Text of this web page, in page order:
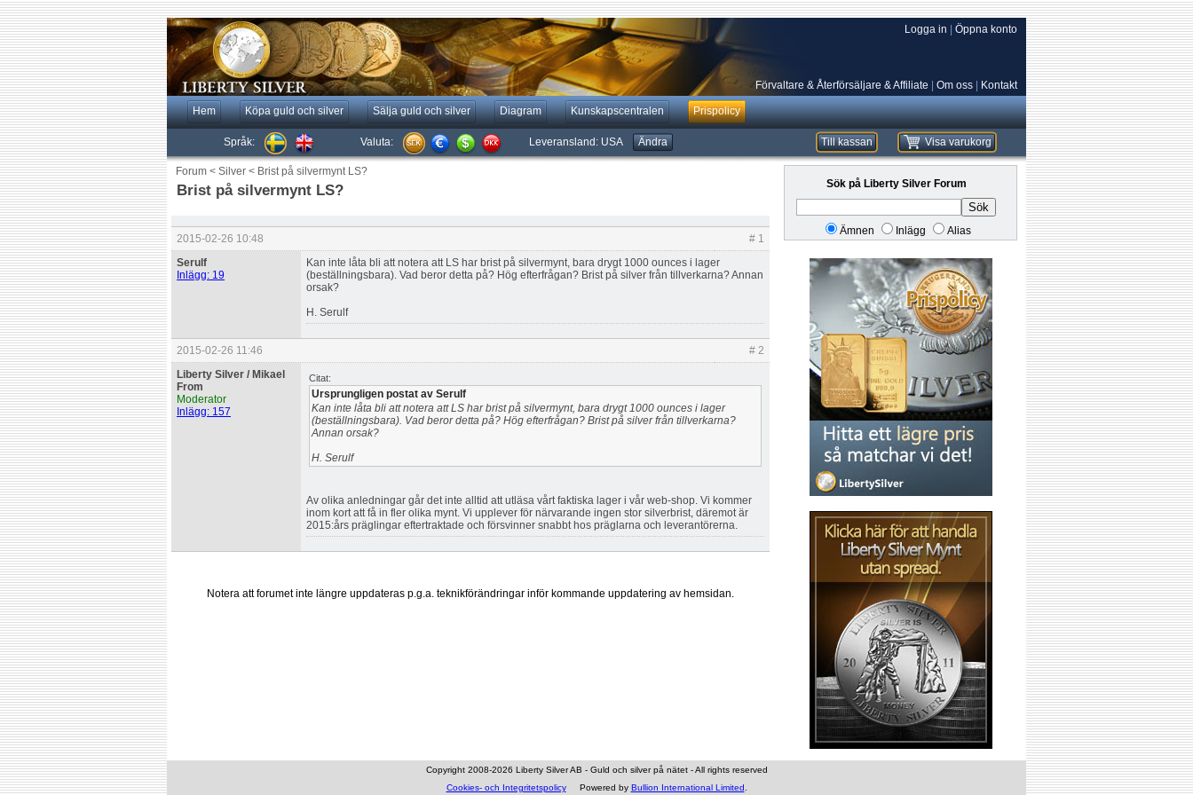
Logga in Öppna konto
Förvaltare & Återförsäljare & Affiliate Om oss Kontakt
Hem Köpa guld och silver Sälja guld och silver Diagram Kunskapscentralen Prispolicy
Språk: Valuta: Leveransland: USA Ändra Visa varukorg
Till kassan
Forum < Silver < Brist på silvermynt LS?
Brist på silvermynt LS?
2015-02-26 10:48
# 1
Serulf
Inlägg: 19
Kan inte låta bli att notera att LS har brist på silvermynt, bara drygt 1000 ounces i lager
(beställningsbara). Vad beror detta på? Hög efterfrågan? Brist på silver från tillverkarna? Annan
orsak?
H. Serulf
2015-02-26 11:46
# 2
Liberty Silver / Mikael
From
Moderator
Inlägg: 157
Citat:
Ursprungligen postat av Serulf
Kan inte låta bli att notera att LS har brist på silvermynt, bara drygt 1000 ounces i lager
(beställningsbara). Vad beror detta på? Hög efterfrågan? Brist på silver från tillverkarna?
Annan orsak?
H. Serulf
Av olika anledningar går det inte alltid att utläsa vårt faktiska lager i vår web-shop. Vi kommer
inom kort att få in fler olika mynt. Vi upplever för närvarande ingen stor silverbrist, däremot är
2015:års präglingar eftertraktade och försvinner snabbt hos präglarna och leverantörerna.
Notera att forumet inte längre uppdateras p.g.a. teknikförändringar inför kommande uppdatering av hemsidan.
Sök på Liberty Silver Forum
Sök
Ämnen Inlägg Alias
Copyright 2008-2026 Liberty Silver AB - Guld och silver på nätet - All rights reserved
Cookies- och IntegritetspolicyPowered by Bullion International Limited